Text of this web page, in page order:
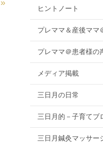
»
ヒントノート
プレママ＆産後ママ
プレママ＠患者様の
メディア掲載
三日月の日常
三日月的－子育てブ
三日月鍼灸マッサー